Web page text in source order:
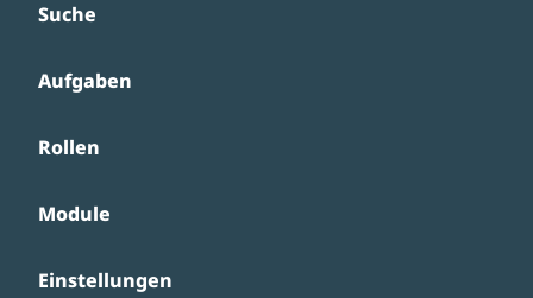
Suche
Aufgaben
Rollen
Module
Einstellungen